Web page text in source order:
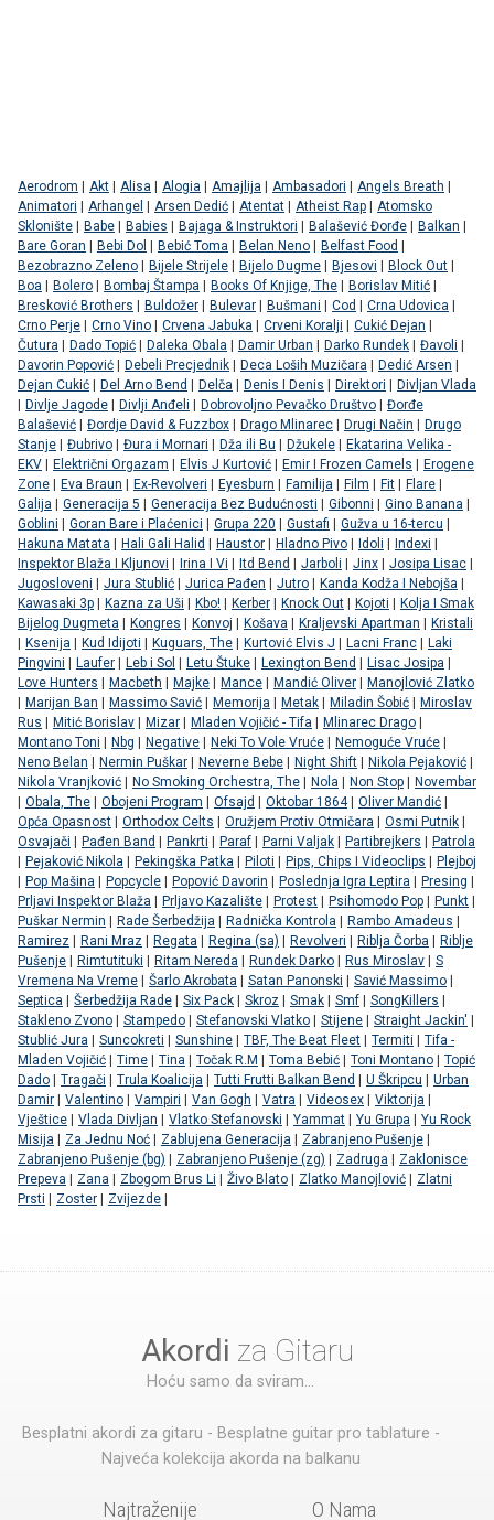
Aerodrom | Akt | Alisa | Alogia | Amajlija | Ambasadori | Angels Breath |
Animatori | Arhangel | Arsen Dedić | Atentat | Atheist Rap | Atomsko
Sklonište | Babe | Babies | Bajaga & Instruktori | Balašević Đorđe | Balkan |
Bare Goran | Bebi Dol | Bebić Toma | Belan Neno | Belfast Food |
Bezobrazno Zeleno | Bijele Strijele | Bijelo Dugme | Bjesovi | Block Out |
Boa | Bolero | Bombaj Štampa | Books Of Knjige, The | Borislav Mitić |
Bresković Brothers | Buldožer | Bulevar | Bušmani | Cod | Crna Udovica |
Crno Perje | Crno Vino | Crvena Jabuka | Crveni Koralji | Cukić Dejan |
Čutura | Dado Topić | Daleka Obala | Damir Urban | Darko Rundek | Đavoli |
Davorin Popović | Debeli Precjednik | Deca Loših Muzičara | Dedić Arsen |
Dejan Cukić | Del Arno Bend | Delča | Denis I Denis | Direktori | Divljan Vlada
| Divlje Jagode | Divlji Anđeli | Dobrovoljno Pevačko Društvo | Đorđe
Balašević | Đordje David & Fuzzbox | Drago Mlinarec | Drugi Način | Drugo
Stanje | Đubrivo | Đura i Mornari | Dža ili Bu | Džukele | Ekatarina Velika -
EKV | Električni Orgazam | Elvis J Kurtović | Emir I Frozen Camels | Erogene
Zone | Eva Braun | Ex-Revolveri | Eyesburn | Familija | Film | Fit | Flare |
Galija | Generacija 5 | Generacija Bez Budućnosti | Gibonni | Gino Banana |
Goblini | Goran Bare i Plaćenici | Grupa 220 | Gustafi | Gužva u 16-tercu |
Hakuna Matata | Hali Gali Halid | Haustor | Hladno Pivo | Idoli | Indexi |
Inspektor Blaža I Kljunovi | Irina I Vi | Itd Bend | Jarboli | Jinx | Josipa Lisac |
Jugosloveni | Jura Stublić | Jurica Pađen | Jutro | Kanda Kodža I Nebojša |
Kawasaki 3p | Kazna za Uši | Kbo! | Kerber | Knock Out | Kojoti | Kolja I Smak
Bijelog Dugmeta | Kongres | Konvoj | Košava | Kraljevski Apartman | Kristali
| Ksenija | Kud Idijoti | Kuguars, The | Kurtović Elvis J | Lacni Franc | Laki
Pingvini | Laufer | Leb i Sol | Letu Štuke | Lexington Bend | Lisac Josipa |
Love Hunters | Macbeth | Majke | Mance | Mandić Oliver | Manojlović Zlatko
| Marijan Ban | Massimo Savić | Memorija | Metak | Miladin Šobić | Miroslav
Rus | Mitić Borislav | Mizar | Mladen Vojičić - Tifa | Mlinarec Drago |
Montano Toni | Nbg | Negative | Neki To Vole Vruće | Nemoguće Vruće |
Neno Belan | Nermin Puškar | Neverne Bebe | Night Shift | Nikola Pejaković |
Nikola Vranjković | No Smoking Orchestra, The | Nola | Non Stop | Novembar
| Obala, The | Obojeni Program | Ofsajd | Oktobar 1864| Oliver Mandić |
Opća Opasnost | Orthodox Celts | Oružjem Protiv Otmičara | Osmi Putnik |
Osvajači | Pađen Band | Pankrti | Paraf | Parni Valjak | Partibrejkers | Patrola
| Pejaković Nikola | Pekingška Patka | Piloti | Pips, Chips I Videoclips | Plejboj
| Pop Mašina | Popcycle | Popović Davorin | Poslednja Igra Leptira | Presing |
Prljavi Inspektor Blaža | Prljavo Kazalište | Protest | Psihomodo Pop | Punkt |
Puškar Nermin | Rade Šerbedžija | Radnička Kontrola | Rambo Amadeus |
Ramirez | Rani Mraz | Regata | Regina (sa) | Revolveri | Riblja Čorba | Riblje
Pušenje | Rimtutituki | Ritam Nereda | Rundek Darko | Rus Miroslav | S
Vremena Na Vreme | Šarlo Akrobata | Satan Panonski | Savić Massimo |
Septica | Šerbedžija Rade | Six Pack | Skroz | Smak | Smf | SongKillers |
Stakleno Zvono | Stampedo | Stefanovski Vlatko | Stijene | Straight Jackin' |
Stublić Jura | Suncokreti | Sunshine | TBF, The Beat Fleet | Termiti | Tifa -
Mladen Vojičić | Time | Tina | Točak R.M | Toma Bebić | Toni Montano | Topić
Dado | Tragači | Trula Koalicija | Tutti Frutti Balkan Bend | U Škripcu | Urban
Damir | Valentino | Vampiri | Van Gogh | Vatra | Videosex | Viktorija |
Vještice | Vlada Divljan | Vlatko Stefanovski | Yammat | Yu Grupa | Yu Rock
Misija | Za Jednu Noć | Zablujena Generacija | Zabranjeno Pušenje |
Zabranjeno Pušenje (bg) | Zabranjeno Pušenje (zg) | Zadruga | Zaklonisce
Prepeva | Zana | Zbogom Brus Li | Živo Blato | Zlatko Manojlović | Zlatni
Prsti | Zoster | Zvijezde |
Akordi za Gitaru
Hoću samo da sviram...
Besplatni akordi za gitaru - Besplatne guitar pro tablature -
Najveća kolekcija akorda na balkanu
Najtraženije O Nama